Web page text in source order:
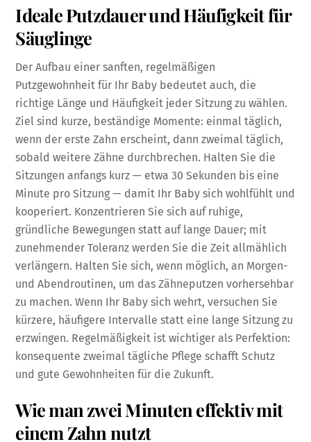
Ideale Putzdauer und Häufigkeit für
Säuglinge
Der Aufbau einer sanften, regelmäßigen
Putzgewohnheit für Ihr Baby bedeutet auch, die
richtige Länge und Häufigkeit jeder Sitzung zu wählen.
Ziel sind kurze, beständige Momente: einmal täglich,
wenn der erste Zahn erscheint, dann zweimal täglich,
sobald weitere Zähne durchbrechen. Halten Sie die
Sitzungen anfangs kurz — etwa 30 Sekunden bis eine
Minute pro Sitzung — damit Ihr Baby sich wohlfühlt und
kooperiert. Konzentrieren Sie sich auf ruhige,
gründliche Bewegungen statt auf lange Dauer; mit
zunehmender Toleranz werden Sie die Zeit allmählich
verlängern. Halten Sie sich, wenn möglich, an Morgen-
und Abendroutinen, um das Zähneputzen vorhersehbar
zu machen. Wenn Ihr Baby sich wehrt, versuchen Sie
kürzere, häufigere Intervalle statt eine lange Sitzung zu
erzwingen. Regelmäßigkeit ist wichtiger als Perfektion:
konsequente zweimal tägliche Pflege schafft Schutz
und gute Gewohnheiten für die Zukunft.
Wie man zwei Minuten effektiv mit
einem Zahn nutzt